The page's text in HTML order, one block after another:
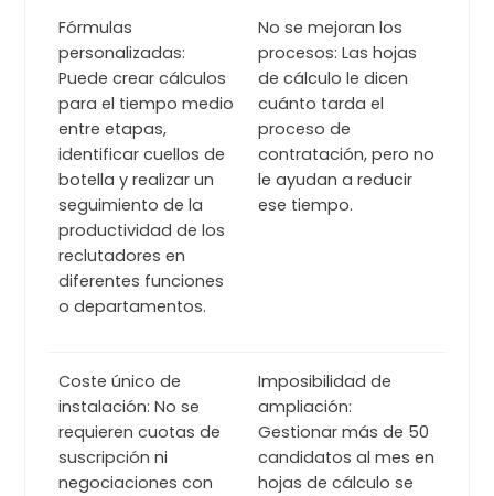
Fórmulas
personalizadas:
Puede crear cálculos
para el tiempo medio
entre etapas,
identificar cuellos de
botella y realizar un
seguimiento de la
productividad de los
reclutadores en
diferentes funciones
o departamentos.
No se mejoran los
procesos: Las hojas
de cálculo le dicen
cuánto tarda el
proceso de
contratación, pero no
le ayudan a reducir
ese tiempo.
Coste único de
instalación: No se
requieren cuotas de
suscripción ni
negociaciones con
Imposibilidad de
ampliación:
Gestionar más de 50
candidatos al mes en
hojas de cálculo se